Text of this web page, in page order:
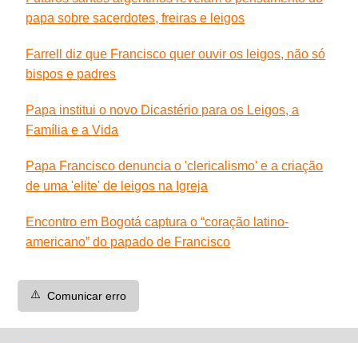
papa sobre sacerdotes, freiras e leigos
Farrell diz que Francisco quer ouvir os leigos, não só
bispos e padres
Papa institui o novo Dicastério para os Leigos, a
Família e a Vida
Papa Francisco denuncia o 'clericalismo' e a criação
de uma 'elite' de leigos na Igreja
Encontro em Bogotá captura o “coração latino-
americano” do papado de Francisco
⚠️ Comunicar erro